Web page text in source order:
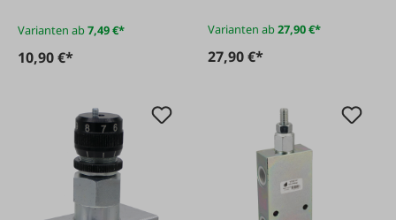
Varianten ab7,49 €*
10,90 €*
Varianten ab27,90 €*
27,90 €*